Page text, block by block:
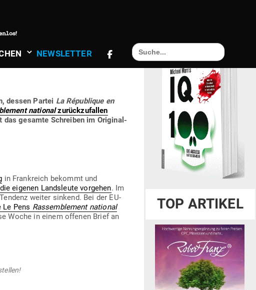
NEWS­LETTER
Search
for:
AN ALLE EU-
dessen Partei La Répu­blique en
nationalzurück­zu­fallen
das gesamte Schreiben im Ori­gi­nal­
in Frank­reich bekommt und
eigenen Lands­leute vor­gehen. Im
weiter sinkend. Bei der EU-
Le Pens Ras­sem­blement national
Woche in einem offenen Brief an
TOP ARTIKEL